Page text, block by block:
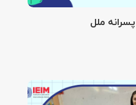
ملل